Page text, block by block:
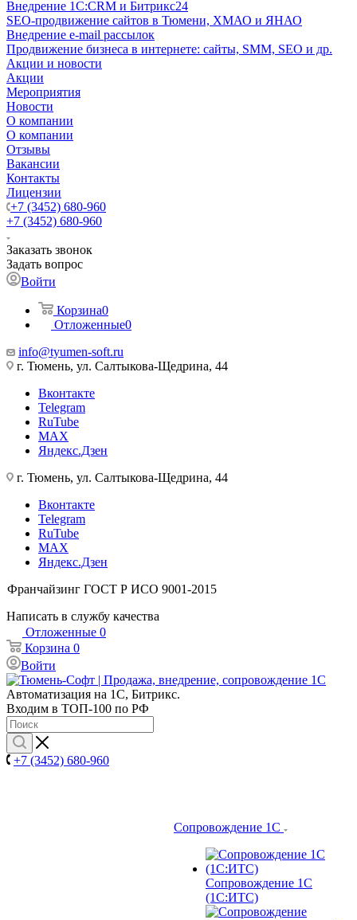
Внедрение 1C:CRM и Битрикс24
SEO-продвижение сайтов в Тюмени, ХМАО и ЯНАО
Внедрение e-mail рассылок
Продвижение бизнеса в интернете: сайты, SMM, SEO и др.
Акции и новости
Акции
Мероприятия
Новости
О компании
О компании
Отзывы
Вакансии
Контакты
Лицензии
+7 (3452) 680-960
+7 (3452) 680-960
Заказать звонок
Задать вопрос
Войти
Корзина0
Отложенные0
info@tyumen-soft.ru
г. Тюмень, ул. Салтыкова-Щедрина, 44
Вконтакте
Telegram
RuTube
MAX
Яндекс.Дзен
г. Тюмень, ул. Салтыкова-Щедрина, 44
Вконтакте
Telegram
RuTube
MAX
Яндекс.Дзен
Франчайзинг ГОСТ Р ИСО 9001-2015
Написать в службу качества
Отложенные 0
Корзина 0
Войти
Автоматизация на 1С, Битрикс.
Входим в ТОП-100 по РФ
+7 (3452) 680-960
Сопровождение 1С
Сопровождение 1С
(1С:ИТС)